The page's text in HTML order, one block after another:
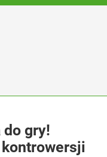
do gry!
kontrowersji